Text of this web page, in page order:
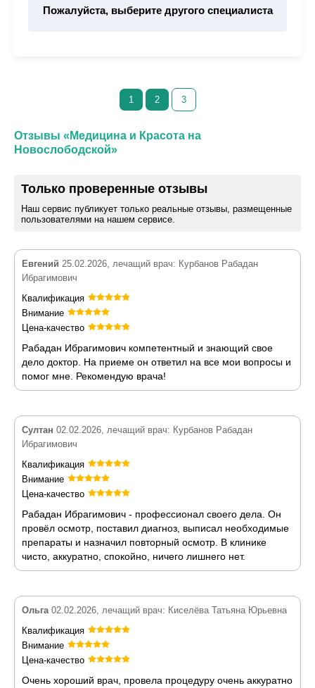
Пожалуйста, выберите другого специалиста
1 2 3
Отзывы «Медицина и Красота на
Новослободской»
Только проверенные отзывы
Наш сервис публикует только реальные отзывы, размещенные
пользователями на нашем сервисе.
Евгений 25.02.2026, лечащий врач: Курбанов Рабадан
Ибрагимович
Квалификация
Внимание
Цена-качество
Рабадан Ибрагимович компетентный и знающий свое
дело доктор. На приеме он ответил на все мои вопросы и
помог мне. Рекомендую врача!
Султан 02.02.2026, лечащий врач: Курбанов Рабадан
Ибрагимович
Квалификация
Внимание
Цена-качество
Рабадан Ибрагимович - профессионал своего дела. Он
провёл осмотр, поставил диагноз, выписал необходимые
препараты и назначил повторный осмотр. В клинике
чисто, аккуратно, спокойно, ничего лишнего нет.
Ольга02.02.2026, лечащий врач: Киселёва Татьяна Юрьевна
Квалификация
Внимание
Цена-качество
Очень хороший врач, провела процедуру очень аккуратно